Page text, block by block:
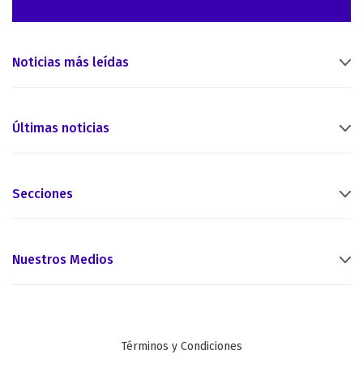
Noticias más leídas
Últimas noticias
Secciones
Nuestros Medios
Términos y Condiciones